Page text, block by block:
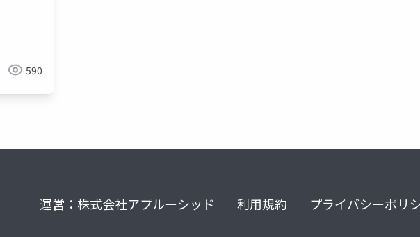
590
運営：株式会社アプルーシッド 利用規約 プライバシーポリ